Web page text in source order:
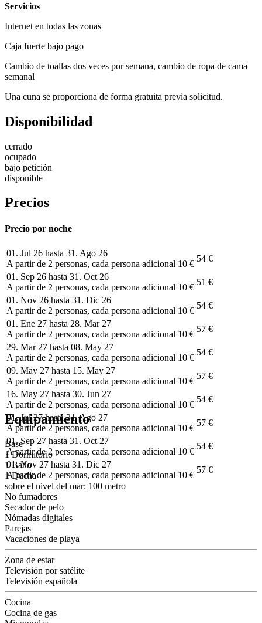
Servicios
Internet en todas las zonas
Caja fuerte bajo pago
Cambio de toallas dos veces por semana, cambio de ropa de cama
semanal
Una cuna se proporciona de forma gratuita previa solicitud.
Disponibilidad
cerrado
ocupado
bajo petición
disponible
Precios
Precio por noche
01. Jul 26 hasta 31. Ago 26
A partir de 2 personas, cada persona adicional 10 €
54 €
01. Sep 26 hasta 31. Oct 26
A partir de 2 personas, cada persona adicional 10 €
51 €
01. Nov 26 hasta 31. Dic 26
A partir de 2 personas, cada persona adicional 10 €
54 €
01. Ene 27 hasta 28. Mar 27
A partir de 2 personas, cada persona adicional 10 €
57 €
29. Mar 27 hasta 08. May 27
A partir de 2 personas, cada persona adicional 10 €
54 €
09. May 27 hasta 15. May 27
A partir de 2 personas, cada persona adicional 10 €
57 €
16. May 27 hasta 30. Jun 27
A partir de 2 personas, cada persona adicional 10 €
54 €
01. Jul 27 hasta 31. Ago 27
A partir de 2 personas, cada persona adicional 10 €
57 €
01. Sep 27 hasta 31. Oct 27
A partir de 2 personas, cada persona adicional 10 €
54 €
01. Nov 27 hasta 31. Dic 27
A partir de 2 personas, cada persona adicional 10 €
57 €
Equipamiento
Base
1 Dormitorio
1 Baño
1 Ducha
sobre el nivel del mar: 100 metro
No fumadores
Secador de pelo
Nómadas digitales
Parejas
Vacaciones de playa
Zona de estar
Televisión por satélite
Televisión española
Cocina
Cocina de gas